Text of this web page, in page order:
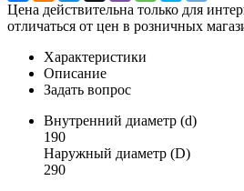
Цена действительна только для
отличаться от цен в розничных
Характеристики
Описание
Задать вопрос
Внутренний диаметр (d)
190
Наружный диаметр (D)
290